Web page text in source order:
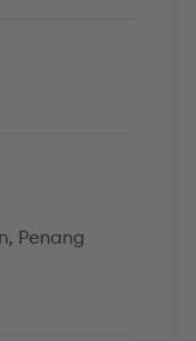
Penang